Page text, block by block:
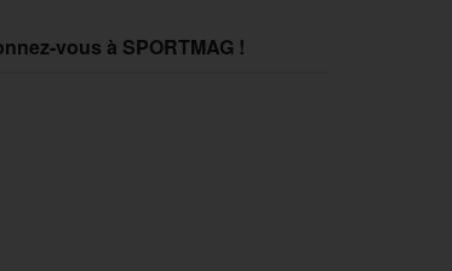
vous à SPORTMAG !